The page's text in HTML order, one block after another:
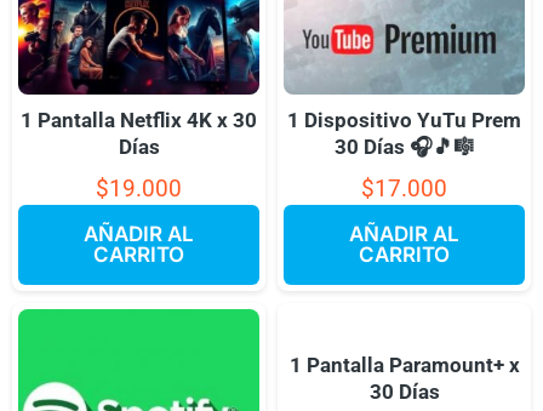
1 Pantalla Netflix 4K x 30
Días
$19.000
AÑADIR AL
CARRITO
1 Dispositivo YuTu Prem
30 Días 🎧🎵🎼
$17.000
AÑADIR AL
CARRITO
1 Pantalla Paramount+ x
30 Días